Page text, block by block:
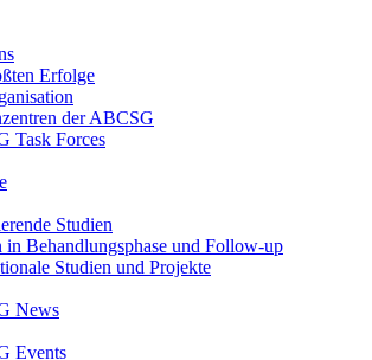
Erfolge
der ABCSG
Task Forces
Studien
in Behandlungsphase und Follow-up
Studien und Projekte
News
Events